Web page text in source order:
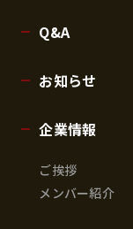
Q&A
お知らせ
企業情報
ご挨拶
メンバー紹介